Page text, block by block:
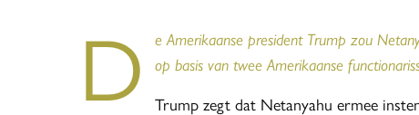
D
e Amerikaanse president Trump zou
op basis van twee Amerikaanse
Trump zegt dat Netanyahu ermee